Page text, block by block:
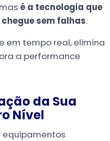
é a tecnologia que
sem falhas.
em tempo real, elimina
a performance
da Sua
Nível
equipamentos